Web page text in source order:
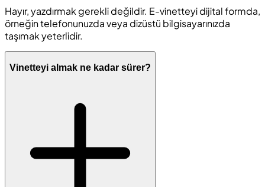
Hayır, yazdırmak gerekli değildir. E-vinetteyi dijital formda,
örneğin telefonunuzda veya dizüstü bilgisayarınızda
taşımak yeterlidir.
Vinetteyi almak ne kadar sürer?